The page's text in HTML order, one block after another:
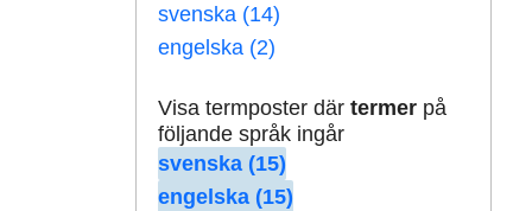
svenska (14)
engelska (2)
Visa termposter där termerpå
följande språk ingår
svenska (15)
engelska (15)